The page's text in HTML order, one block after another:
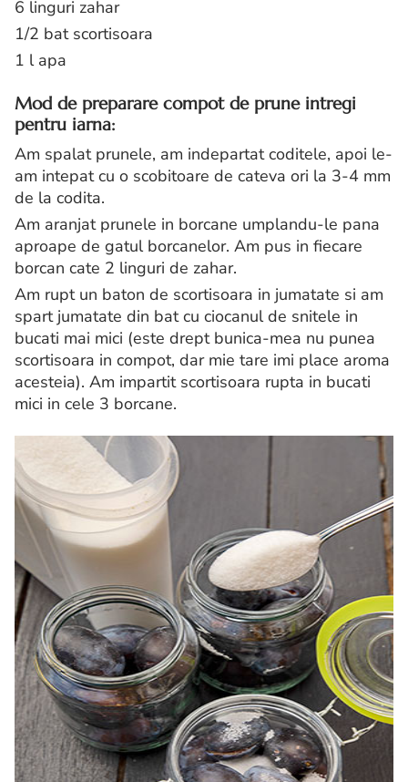
6 linguri zahar
1/2 bat scortisoara
1 l apa
Mod de preparare compot de prune intregi
pentru iarna:
Am spalat prunele, am indepartat coditele, apoi le-
am intepat cu o scobitoare de cateva ori la 3-4 mm
de la codita.
Am aranjat prunele in borcane umplandu-le pana
aproape de gatul borcanelor. Am pus in fiecare
borcan cate 2 linguri de zahar.
Am rupt un baton de scortisoara in jumatate si am
spart jumatate din bat cu ciocanul de snitele in
bucati mai mici (este drept bunica-mea nu punea
scortisoara in compot, dar mie tare imi place aroma
acesteia). Am impartit scortisoara rupta in bucati
mici in cele 3 borcane.